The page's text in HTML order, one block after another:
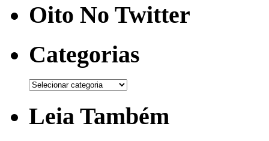
Oito No Twitter
Categorias
Leia Também